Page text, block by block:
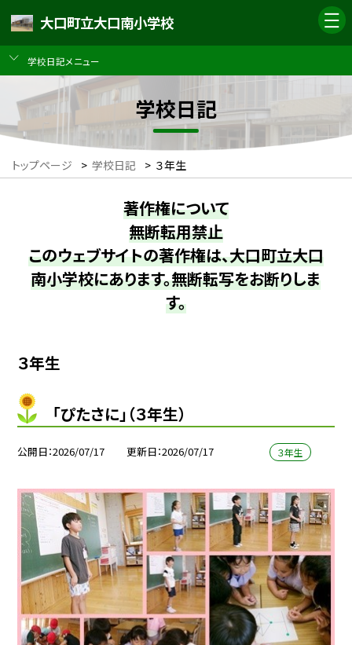
大口町立大口南小学校
学校日記メニュー
学校日記
トップページ > 学校日記 > ３年生
著作権について
無断転用禁止
このウェブサイトの著作権は、大口町立大口
南小学校にあります。無断転写をお断りしま
す。
３年生
「ぴたさに」（３年生）
公開日 2026/07/17 更新日 2026/07/17 ３年生